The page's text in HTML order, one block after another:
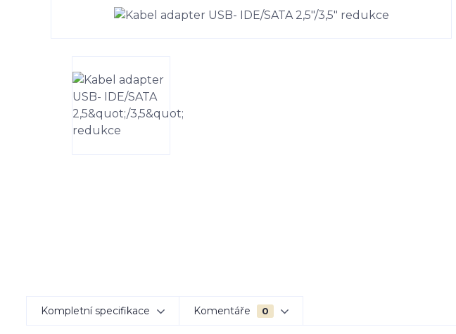
Kompletní specifikace Komentáře 0